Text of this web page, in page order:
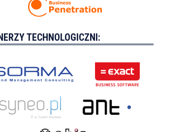
TECHNOLOGICZNI: